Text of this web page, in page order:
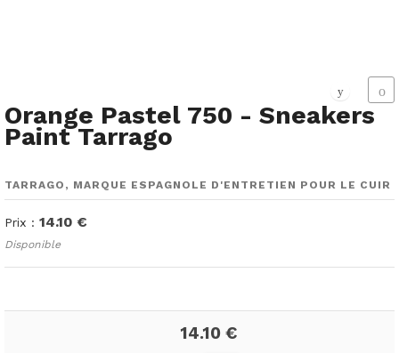
Orange Pastel 750 - Sneakers
Paint Tarrago
TARRAGO, MARQUE ESPAGNOLE D'ENTRETIEN POUR LE CUIR
Prix : 14.10 €
Disponible
14.10 €